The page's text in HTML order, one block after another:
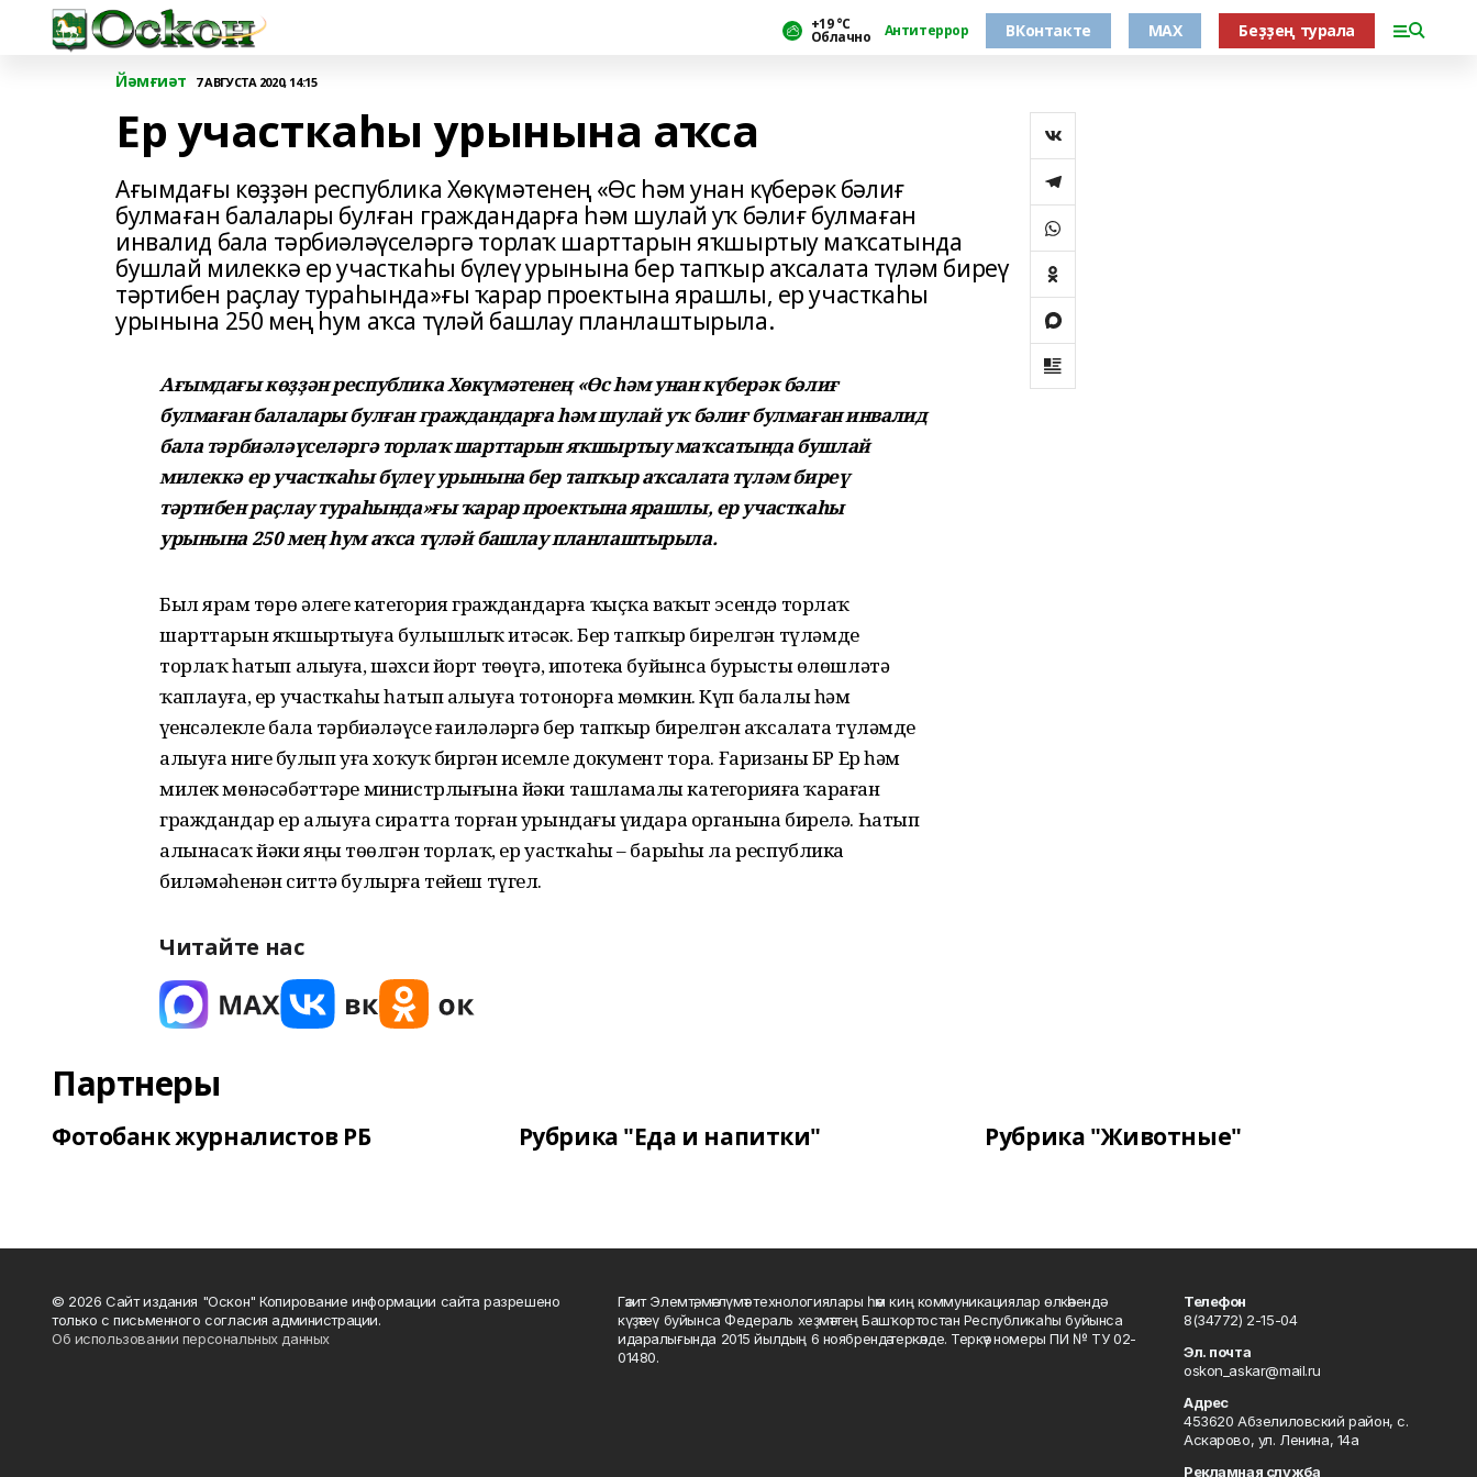
+19 °С
Облачно Антитеррор ВКонтакте MAX Беҙҙең турала
Йәмғиәт 7 АВГУСТА 2020, 14:15
Ер участкаһы урынына аҡса
Ағымдағы көҙҙән республика Хөкүмәтенең «Өс һәм унан күберәк бәлиғ
булмаған балалары булған граждандарға һәм шулай уҡ бәлиғ булмаған
инвалид бала тәрбиәләүселәргә торлаҡ шарттарын яҡшыртыу маҡсатында
бушлай милеккә ер участкаһы бүлеү урынына бер тапҡыр аҡсалата түләм биреү
тәртибен раҫлау тураһында»ғы ҡарар проектына ярашлы, ер участкаһы
урынына 250 мең һум аҡса түләй башлау планлаштырыла.
Ағымдағы көҙҙән республика Хөкүмәтенең «Өс һәм унан күберәк бәлиғ
булмаған балалары булған граждандарға һәм шулай уҡ бәлиғ булмаған инвалид
бала тәрбиәләүселәргә торлаҡ шарттарын яҡшыртыу маҡсатында бушлай
милеккә ер участкаһы бүлеү урынына бер тапҡыр аҡсалата түләм биреү
тәртибен раҫлау тураһында»ғы ҡарар проектына ярашлы, ер участкаһы
урынына 250 мең һум аҡса түләй башлау планлаштырыла.
Был ярҙам төрө әлеге категория граждандарға ҡыҫҡа ваҡыт эсендә торлаҡ
шарттарын яҡшыртыуға булышлыҡ итәсәк. Бер тапҡыр бирелгән түләмде
торлаҡ һатып алыуға, шәхси йорт төҙөүгә, ипотека буйынса бурысты өлөшләтә
ҡаплауға, ер участкаһы һатып алыуға тотонорға мөмкин. Күп балалы һәм
үҙенсәлекле бала тәрбиәләүсе ғаиләләргә бер тапҡыр бирелгән аҡсалата түләмде
алыуға нигеҙ булып уға хоҡуҡ биргән исемле документ тора. Ғаризаны БР Ер һәм
милек мөнәсәбәттәре министрлығына йәки ташламалы категорияға ҡараған
граждандар ер алыуға сиратта торған урындағы үҙидара органына бирелә. Һатып
алынасаҡ йәки яңы төҙөлгән торлаҡ, ер уасткаһы – барыһы ла республика
биләмәһенән ситтә булырға тейеш түгел.
Читайте нас
Партнеры
Фотобанк журналистов РБ Рубрика "Еда и напитки" Рубрика "Животные"
© 2026 Сайт издания "Оскон" Копирование информации сайта разрешено
только с письменного согласия администрации.
Об использовании персональных данных
Гәзит Элемтә, мәғлүмәт технологиялары һәм киң коммуникациялар өлкәһендә
күҙәтеү буйынса Федераль хеҙмәттең Башҡортостан Республикаһы буйынса
идаралығында 2015 йылдың 6 ноябрендә теркәлде. Теркәү номеры ПИ № ТУ 02-
01480.
Телефон
8(34772) 2-15-04
Эл. почта
oskon_askar@mail.ru
Адрес
453620 Абзелиловский район, с.
Аскарово, ул. Ленина, 14а
Рекламная служба